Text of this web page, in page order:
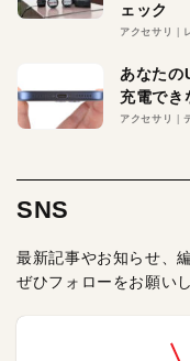
ェック
アクセサリ
あなたの
充電でき
アクセサリ
SNS
最新記事やお知らせ、
ぜひフォローをお願い